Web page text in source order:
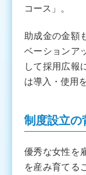
コース」。
助成金の金額
ベーションア
して採用広報
は導入・使用
制度設立の
優秀な女性を
を産み育てる